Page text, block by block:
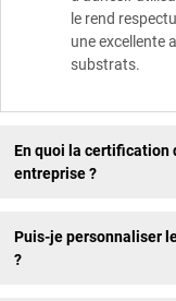
le rend
une excellente
substrats.
En quoi la
entreprise ?
Puis-je personnaliser
?